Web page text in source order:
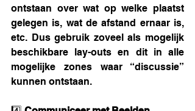
ontstaan over wat op welke plaatst
gelegen is, wat de afstand ernaar is,
etc. Dus gebruik zoveel als mogelijk
beschikbare lay-outs en dit in alle
mogelijke zones waar “discussie”
kunnen ontstaan.